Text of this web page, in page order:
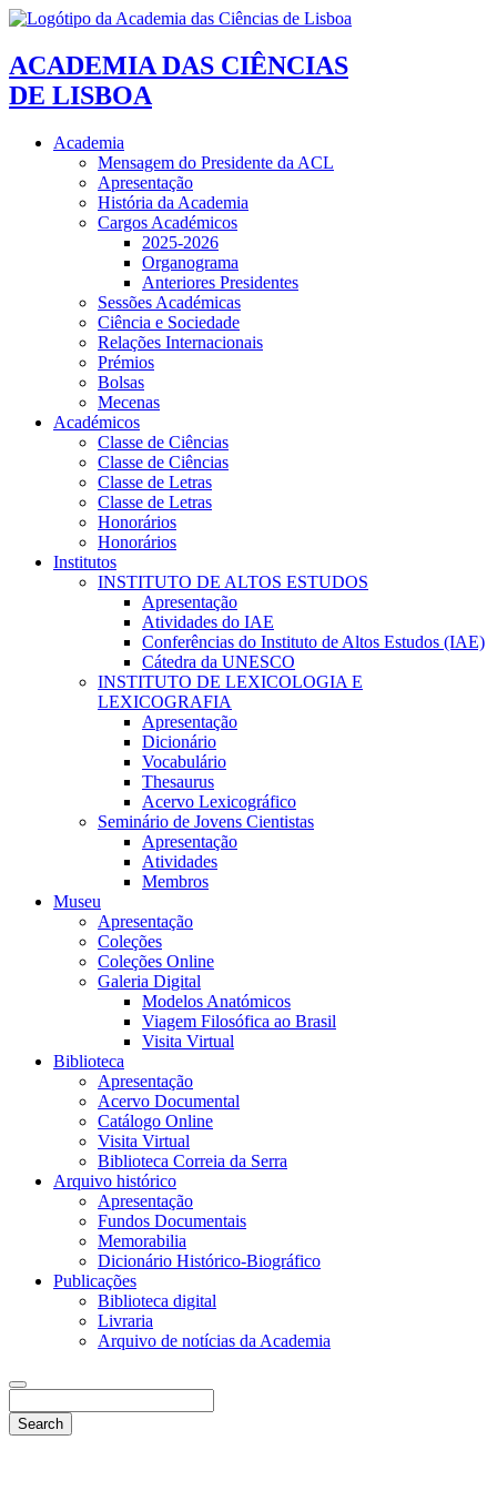
ACADEMIA DAS CIÊNCIAS
DE LISBOA
Academia
Mensagem do Presidente da ACL
Apresentação
História da Academia
Cargos Académicos
2025-2026
Organograma
Anteriores Presidentes
Sessões Académicas
Ciência e Sociedade
Relações Internacionais
Prémios
Bolsas
Mecenas
Académicos
Classe de Ciências
Classe de Ciências
Classe de Letras
Classe de Letras
Honorários
Honorários
Institutos
INSTITUTO DE ALTOS ESTUDOS
Apresentação
Atividades do IAE
Conferências do Instituto de Altos Estudos (IAE)
Cátedra da UNESCO
INSTITUTO DE LEXICOLOGIA E
LEXICOGRAFIA
Apresentação
Dicionário
Vocabulário
Thesaurus
Acervo Lexicográfico
Seminário de Jovens Cientistas
Apresentação
Atividades
Membros
Museu
Apresentação
Coleções
Coleções Online
Galeria Digital
Modelos Anatómicos
Viagem Filosófica ao Brasil
Visita Virtual
Biblioteca
Apresentação
Acervo Documental
Catálogo Online
Visita Virtual
Biblioteca Correia da Serra
Arquivo histórico
Apresentação
Fundos Documentais
Memorabilia
Dicionário Histórico-Biográfico
Publicações
Biblioteca digital
Livraria
Arquivo de notícias da Academia